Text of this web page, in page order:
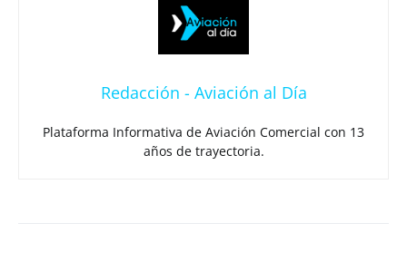
Redacción - Aviación al Día
Plataforma Informativa de Aviación Comercial con 13
años de trayectoria.